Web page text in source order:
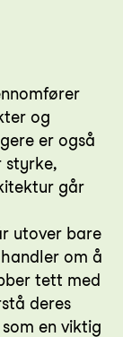
og
er også
styrke,
går
utover bare
om å
tett med
deres
en viktig